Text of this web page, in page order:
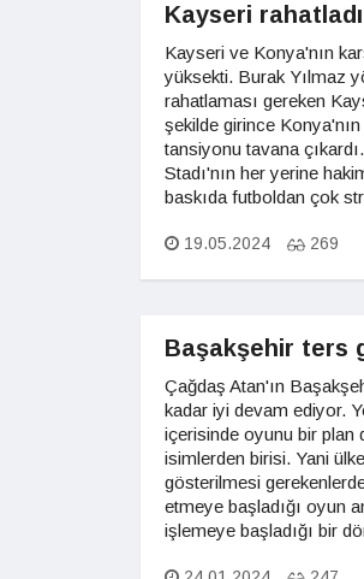
Kayseri rahatladı
Kayseri ve Konya'nın
yüksekti. Burak Yılmaz
rahatlaması gereken
şekilde girince
tansiyonu tavana
Stadı'nın her yerine
baskıda futboldan çok
19.05.2024 269
Başakşehir ters
Çağdaş Atan'ın
kadar iyi devam ediyor.
içerisinde oyunu bir plan
isimlerden birisi. Yani
gösterilmesi
etmeye başladığı oyun
işlemeye başladığı bir